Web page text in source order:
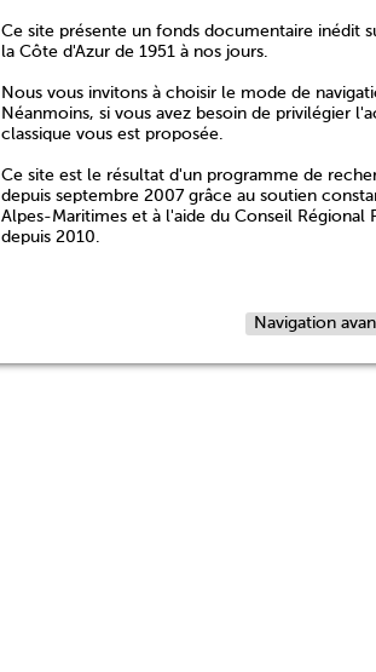
Ce site présente un fonds documentaire inédit
la Côte d'Azur de 1951 à nos jours.
Nous vous invitons à choisir le mode de
Néanmoins, si vous avez besoin de privilégier
classique vous est proposée.
Ce site est le résultat d'un programme de
depuis septembre 2007 grâce au soutien
Alpes-Maritimes et à l'aide du Conseil
depuis 2010.
Navigation